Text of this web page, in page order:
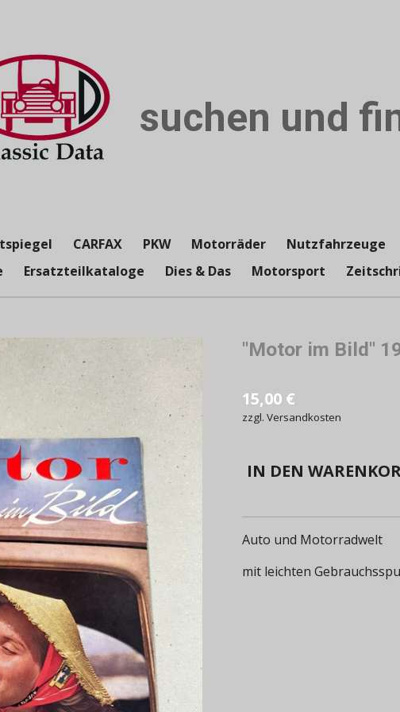
suchen und
CARFAX PKW Motorräder Nutzfahrzeuge
Ersatzteilkataloge Dies & Das Motorsport
"Motor im Bild"
15,00 €
zzgl. Versandkosten
IN DEN
Auto und Motorradwelt
mit leichten